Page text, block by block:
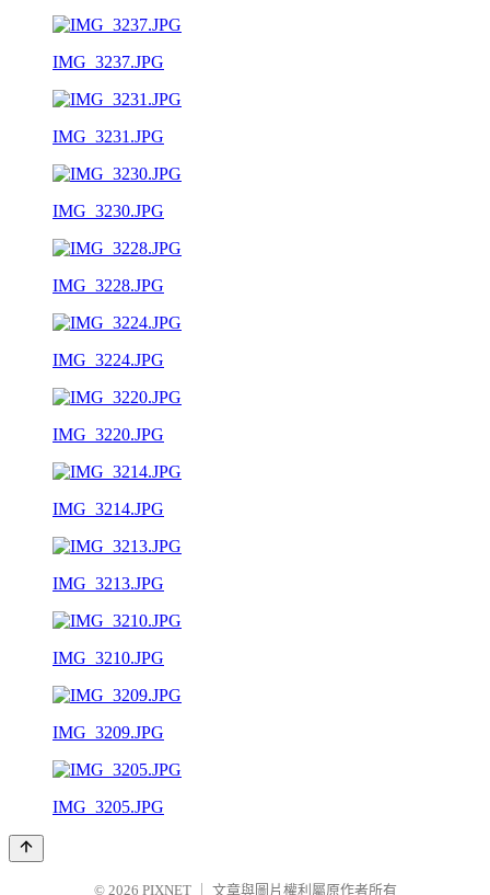
IMG_3237.JPG
IMG_3231.JPG
IMG_3230.JPG
IMG_3228.JPG
IMG_3224.JPG
IMG_3220.JPG
IMG_3214.JPG
IMG_3213.JPG
IMG_3210.JPG
IMG_3209.JPG
IMG_3205.JPG
© 2026 PIXNET 文章與圖片權利屬原作者所有